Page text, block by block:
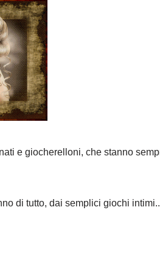
e giocherelloni, che stanno
di tutto, dai semplici giochi